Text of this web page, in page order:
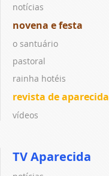
notícias
novena e festa
o santuário
pastoral
rainha hotéis
revista de aparecida
vídeos
TV Aparecida